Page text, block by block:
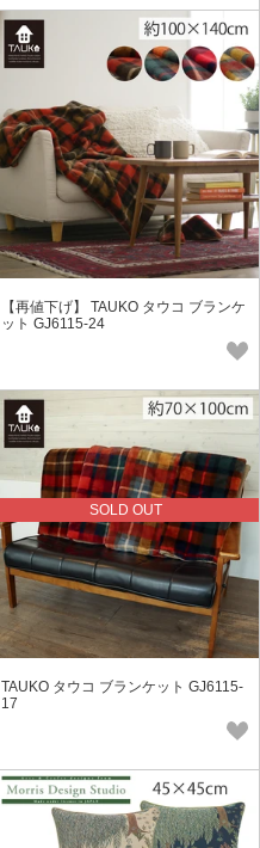
【再値下げ】 TAUKO タウコ ブランケ
ット GJ6115-24
SOLD OUT
TAUKO タウコ ブランケット GJ6115-
17